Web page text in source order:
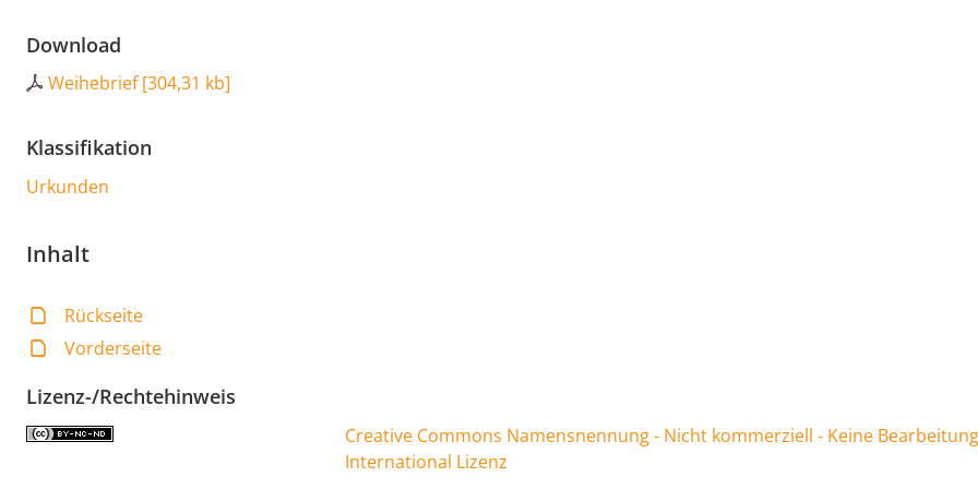
Download
Weihebrief[304,31 kb]
Klassifikation
Urkunden
Inhalt
Rückseite
Vorderseite
Lizenz-/Rechtehinweis
Creative Commons Namensnennung - Nicht kommerziell - Keine
International Lizenz